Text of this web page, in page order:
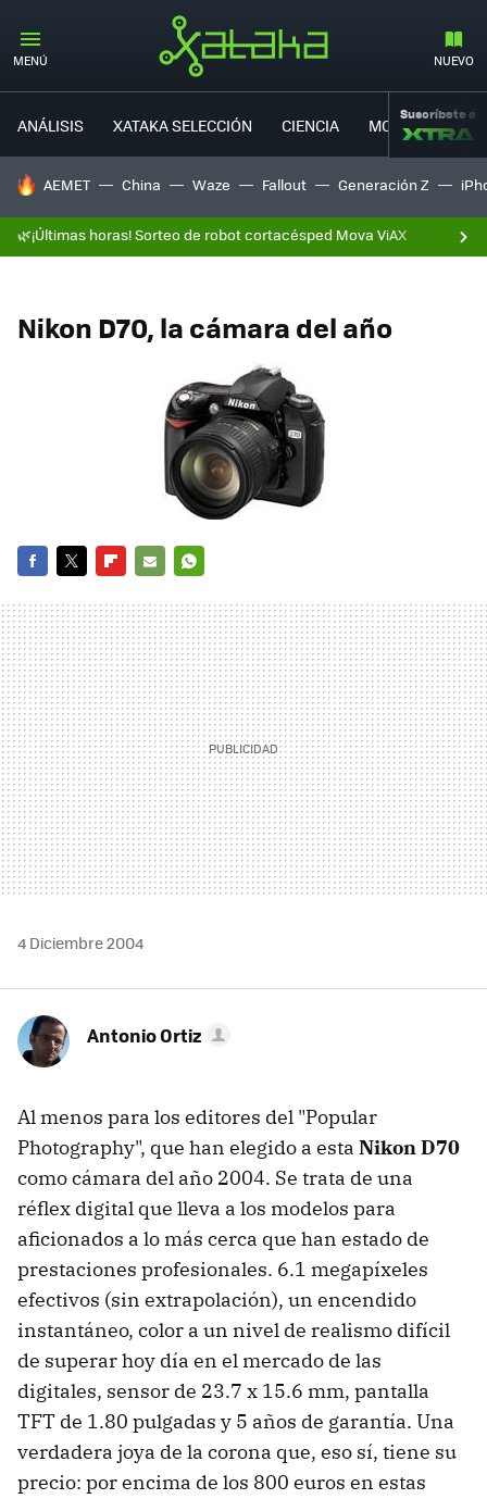
MENÚ NUEVO
ANÁLISIS XATAKA SELECCIÓN CIENCIA MOVILIDAD
Suscríbete a
HOY SE HABLA DE
AEMET China Waze Fallout Generación Z
🌿¡Últimas horas! Sorteo de robot cortacésped Mova ViAX
Nikon D70, la cámara del año
MAIL
4 Diciembre 2004
Antonio Ortiz
Al menos para los editores del "Popular
Photography", que han elegido a esta Nikon D70
como cámara del año 2004. Se trata de una
réflex digital que lleva a los modelos para
aficionados a lo más cerca que han estado de
prestaciones profesionales. 6.1 megapíxeles
efectivos (sin extrapolación), un encendido
instantáneo, color a un nivel de realismo difícil
de superar hoy día en el mercado de las
digitales, sensor de 23.7 x 15.6 mm, pantalla
TFT de 1.80 pulgadas y 5 años de garantía. Una
verdadera joya de la corona que, eso sí, tiene su
precio: por encima de los 800 euros en estas